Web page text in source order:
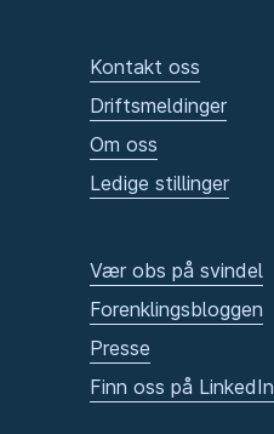
Kontakt oss
Driftsmeldinger
Om oss
Ledige stillinger
Vær obs på svindel
Forenklingsbloggen
Presse
Finn oss på LinkedIn